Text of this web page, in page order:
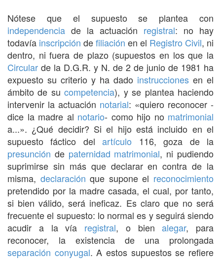
Nótese que el supuesto se plantea con
independencia de la actuación registral: no hay
todavía inscripción defiliación en el Registro Civil, ni
dentro, ni fuera de plazo (supuestos en los que la
Circular de la D.G.R. y N. de 2 de junio de 1981 ha
expuesto su criterio y ha dado instrucciones en el
ámbito de sucompetencia), y se plantea haciendo
intervenir la actuación notarial: «quiero reconocer -
dice la madre al notario- como hijo no matrimonial
a...». ¿Qué decidir? Si el hijo está incluido en el
supuesto fáctico delartículo 116, goza de la
presunción de paternidad matrimonial, ni pudiendo
suprimirse sin más que declarar en contra de la
misma, declaración que supone el reconocimiento
pretendido por la madre casada, el cual, por tanto,
si bien válido, será ineficaz. Es claro que no será
frecuente el supuesto: lo normal es y seguirá siendo
acudir a la vía registral, o bienalegar, para
reconocer, la existencia de una prolongada
separación conyugal. A estos supuestos se refiere